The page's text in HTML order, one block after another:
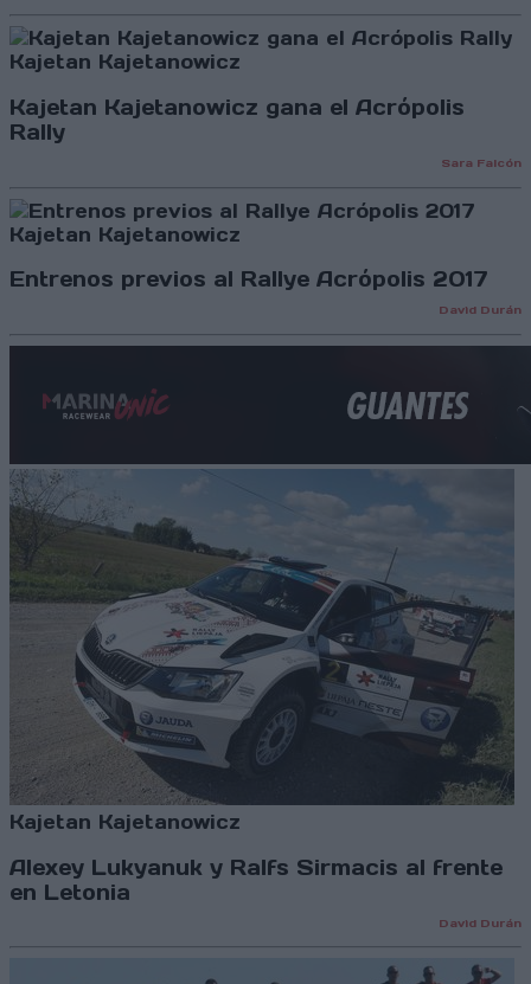
Kajetan Kajetanowicz
Kajetan Kajetanowicz gana el Acrópolis
Rally
Sara Falcón
Kajetan Kajetanowicz
Entrenos previos al Rallye Acrópolis 2017
David Durán
Kajetan Kajetanowicz
Alexey Lukyanuk y Ralfs Sirmacis al frente
en Letonia
David Durán